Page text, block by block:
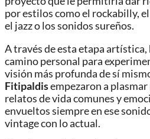
por estilos como el rockabilly,
el jazz o los sonidos sureños.
A través de esta etapa artística,
camino personal para
visión más profunda de sí
Fitipaldisempezaron a
relatos de vida comunes y
envueltos siempre en ese
vintage con lo actual.